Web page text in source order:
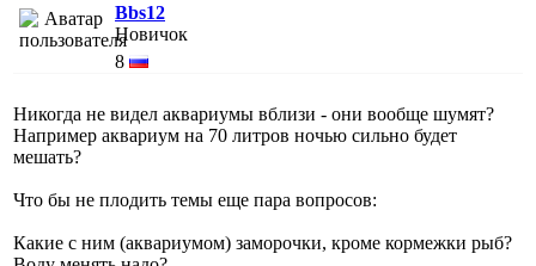
Bbs12
Новичок
8
Никогда не видел аквариумы вблизи - они вообще шумят?
Например аквариум на 70 литров ночью сильно будет
мешать?
Что бы не плодить темы еще пара вопросов:
Какие с ним (аквариумом) заморочки, кроме кормежки рыб?